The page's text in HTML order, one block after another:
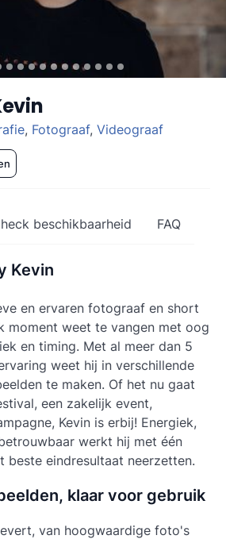
, Fotograaf, Videograaf
beschikbaarheid FAQ
Kevin
en ervaren fotograaf en short
moment weet te vangen met oog
en timing. Met al meer dan 5
weet hij in verschillende
te maken. Of het nu gaat
een zakelijk event,
Kevin is erbij! Energiek,
werkt hij met één
beste eindresultaat neerzetten.
klaar voor gebruik
van hoogwaardige foto's